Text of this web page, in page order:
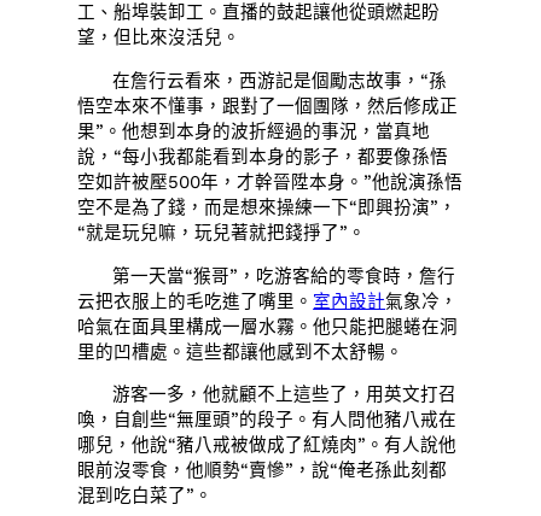
工、船埠裝卸工。直播的鼓起讓他從頭燃起盼
望，但比來沒活兒。
在詹行云看來，西游記是個勵志故事，“孫
悟空本來不懂事，跟對了一個團隊，然后修成正
果”。他想到本身的波折經過的事況，當真地
說，“每小我都能看到本身的影子，都要像孫悟
空如許被壓500年，才幹晉陞本身。”他說演孫悟
空不是為了錢，而是想來操練一下“即興扮演”，
“就是玩兒嘛，玩兒著就把錢掙了”。
第一天當“猴哥”，吃游客給的零食時，詹行
云把衣服上的毛吃進了嘴里。 室內設計氣象冷，
哈氣在面具里構成一層水霧。他只能把腿蜷在洞
里的凹槽處。這些都讓他感到不太舒暢。
游客一多，他就顧不上這些了，用英文打召
喚，自創些“無厘頭”的段子。有人問他豬八戒在
哪兒，他說“豬八戒被做成了紅燒肉”。有人說他
眼前沒零食，他順勢“賣慘”，說“俺老孫此刻都
混到吃白菜了”。